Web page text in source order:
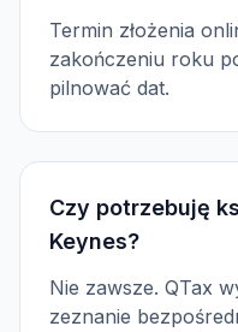
Termin złożenia
zakończeniu roku
pilnować dat.
Czy potrzebuję
Keynes?
Nie zawsze. QTax
zeznanie